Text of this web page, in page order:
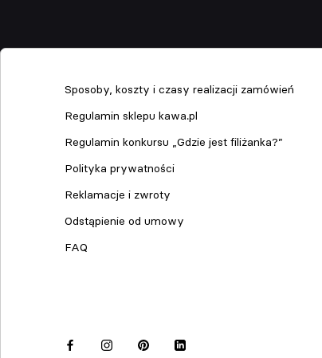
Sposoby, koszty i czasy realizacji zamówień
Regulamin sklepu kawa.pl
Regulamin konkursu „Gdzie jest filiżanka?”
Polityka prywatności
Reklamacje i zwroty
Odstąpienie od umowy
FAQ